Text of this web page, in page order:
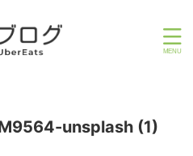
unsplash (1)